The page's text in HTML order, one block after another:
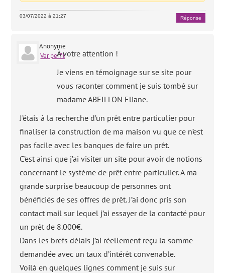
03/07/2022 à 21:27 Réponse
Anonyme
Ver perfilÀ votre attention !
Je viens en témoignage sur se site pour
vous raconter comment je suis tombé sur
madame ABEILLON Eliane.
J’étais à la recherche d’un prêt entre particulier pour
finaliser la construction de ma maison vu que ce n’est
pas facile avec les banques de faire un prêt.
C’est ainsi que j’ai visiter un site pour avoir de notions
concernant le système de prêt entre particulier. A ma
grande surprise beaucoup de personnes ont
bénéficiés de ses offres de prêt. J’ai donc pris son
contact mail sur lequel j’ai essayer de la contacté pour
un prêt de 8.000€.
Dans les brefs délais j’ai réellement reçu la somme
demandée avec un taux d’intérêt convenable.
Voilà en quelques lignes comment je suis sur